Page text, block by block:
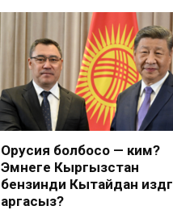
Орусия болбосо — ким?
Эмнеге Кыргызстан
бензинди Кытайдан издөөгө
аргасыз?